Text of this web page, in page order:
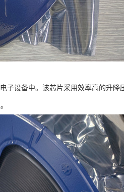
子设备中。该芯片采用效率高的升降